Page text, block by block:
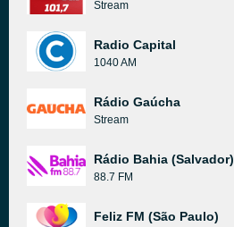
Stream
Radio Capital
1040 AM
Rádio Gaúcha
Stream
Rádio Bahia (Salvador)
88.7 FM
Feliz FM (São Paulo)